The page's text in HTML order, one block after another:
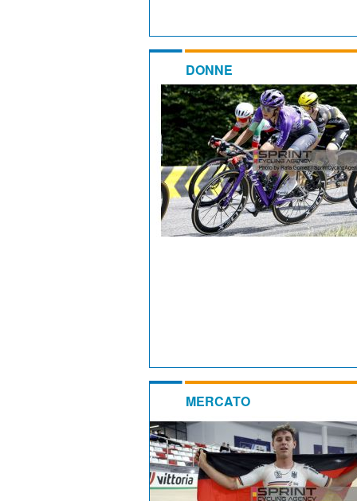
DONNE
MERCATO